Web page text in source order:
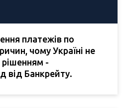
платежів по
чому Україні не
рішенням -
від Банкрейту.